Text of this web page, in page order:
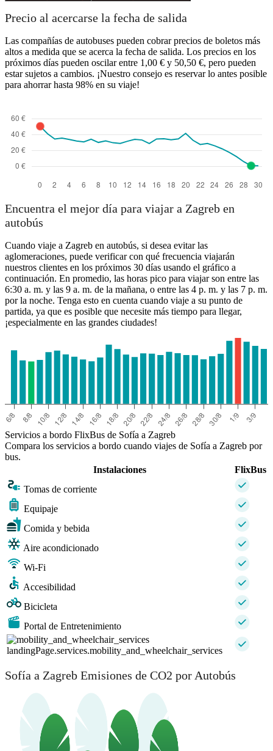
Precio al acercarse la fecha de salida
Las compañías de autobuses pueden cobrar precios de boletos más
altos a medida que se acerca la fecha de salida. Los precios en los
próximos días pueden oscilar entre 1,00 € y 50,50 €, pero pueden
estar sujetos a cambios. ¡Nuestro consejo es reservar lo antes posible
para ahorrar hasta 98% en su viaje!
Encuentra el mejor día para viajar a Zagreb en
autobús
Cuando viaje a Zagreb en autobús, si desea evitar las
aglomeraciones, puede verificar con qué frecuencia viajarán
nuestros clientes en los próximos 30 días usando el gráfico a
continuación. En promedio, las horas pico para viajar son entre las
6:30 a. m. y las 9 a. m. de la mañana, o entre las 4 p. m. y las 7 p. m.
por la noche. Tenga esto en cuenta cuando viaje a su punto de
partida, ya que es posible que necesite más tiempo para llegar,
¡especialmente en las grandes ciudades!
Servicios a bordo FlixBus de Sofía a Zagreb
Compara los servicios a bordo cuando viajes de Sofía a Zagreb por
bus.
Instalaciones
FlixBus
Tomas de corriente
Equipaje
Comida y bebida
Aire acondicionado
Wi-Fi
Accesibilidad
Bicicleta
Portal de Entretenimiento
landingPage.services.mobility_and_wheelchair_services
Sofía a Zagreb Emisiones de CO2 por Autobús